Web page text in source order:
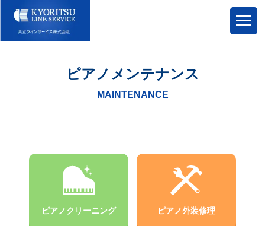
ピアノメンテナンス
MAINTENANCE
ピアノクリーニング ピアノ外装修理